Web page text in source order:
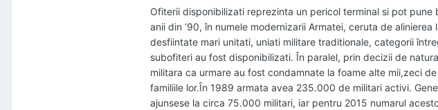
Ofiterii disponibilizati reprezinta un pericol terminal si pot
anii din ‘90, în numele modernizarii Armatei, ceruta de
desfiintate mari unitati, uniati militare traditionale, categorii
subofiteri au fost disponibilizati. În paralel, prin decizii de
militara ca urmare au fost condamnate la foame alte mii,zeci
familiile lor.În 1989 armata avea 235.000 de militari activi.
ajunsese la circa 75.000 militari, iar pentru 2015 numarul